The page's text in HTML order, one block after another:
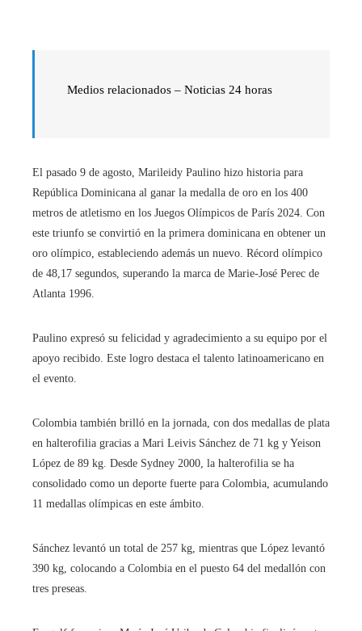
Medios relacionados – Noticias 24 horas
El pasado 9 de agosto, Marileidy Paulino hizo historia para
República Dominicana al ganar la medalla de oro en los 400
metros de atletismo en los Juegos Olímpicos de París 2024. Con
este triunfo se convirtió en la primera dominicana en obtener un
oro olímpico, estableciendo además un nuevo. Récord olímpico
de 48,17 segundos, superando la marca de Marie-José Perec de
Atlanta 1996.
Paulino expresó su felicidad y agradecimiento a su equipo por el
apoyo recibido. Este logro destaca el talento latinoamericano en
el evento.
Colombia también brilló en la jornada, con dos medallas de plata
en halterofilia gracias a Mari Leivis Sánchez de 71 kg y Yeison
López de 89 kg. Desde Sydney 2000, la halterofilia se ha
consolidado como un deporte fuerte para Colombia, acumulando
11 medallas olímpicas en este ámbito.
Sánchez levantó un total de 257 kg, mientras que López levantó
390 kg, colocando a Colombia en el puesto 64 del medallón con
tres preseas.